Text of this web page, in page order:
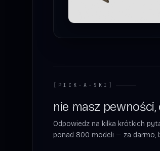
[ PICK-A-SKI ]
nie masz
Odpowiedz na kilka krótkich
ponad 800 modeli — za darmo,